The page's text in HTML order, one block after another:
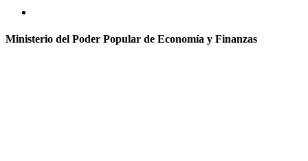
Ministerio del Poder Popular de Economía y Finanzas